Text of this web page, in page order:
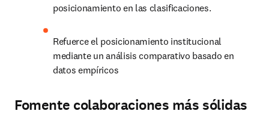
posicionamiento en las clasificaciones.
Refuerce el posicionamiento institucional
mediante un análisis comparativo basado en
datos empíricos
Fomente colaboraciones más sólidas